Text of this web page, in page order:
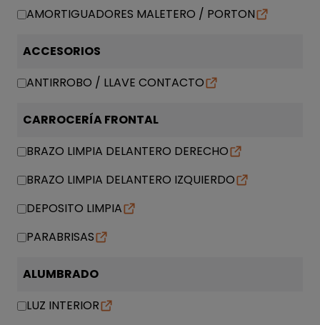
AMORTIGUADORES MALETERO / PORTON
ACCESORIOS
ANTIRROBO / LLAVE CONTACTO
CARROCERÍA FRONTAL
BRAZO LIMPIA DELANTERO DERECHO
BRAZO LIMPIA DELANTERO IZQUIERDO
DEPOSITO LIMPIA
PARABRISAS
ALUMBRADO
LUZ INTERIOR